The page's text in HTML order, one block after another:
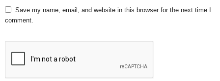
Save my name, email, and website in this browser for the next time I
comment.